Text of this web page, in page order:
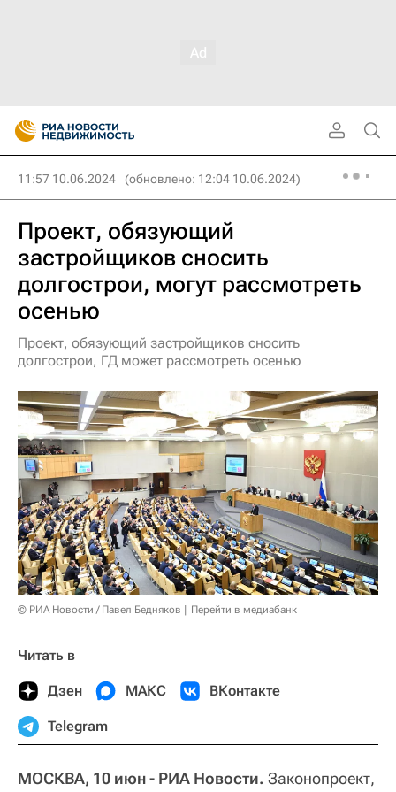
11:57 10.06.2024 (обновлено: 12:04 10.06.2024)
Проект, обязующий
застройщиков сносить
долгострои, могут рассмотреть
осенью
Проект, обязующий застройщиков сносить
долгострои, ГД может рассмотреть осенью
© РИА Новости / Павел Бедняков Перейти в медиабанк
Читать в
Дзен МАКС ВКонтакте
Telegram
МОСКВА, 10 июн - РИА Новости. Законопроект,